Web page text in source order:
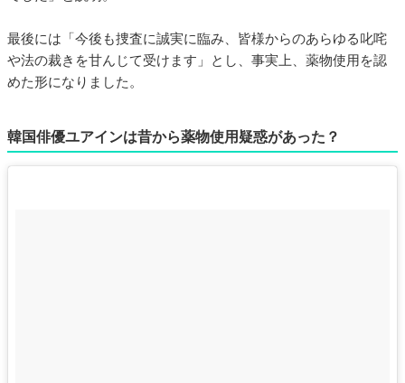
最後には「今後も捜査に誠実に臨み、皆様からのあらゆる叱咤
や法の裁きを甘んじて受けます」とし、事実上、薬物使用を認
めた形になりました。
韓国俳優ユアインは昔から薬物使用疑惑があった？